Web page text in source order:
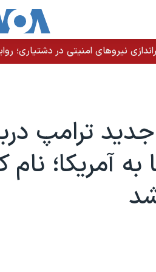
نیروهای امنیتی در دشتیاری؛
جدید ترامپ
به آمریکا؛